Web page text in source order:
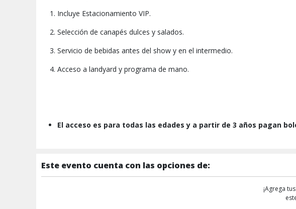
Incluye Estacionamiento VIP.
Selección de canapés dulces y salados.
Servicio de bebidas antes del show y en el intermedio.
Acceso a landyard y programa de mano.
El acceso es para todas las edades y a partir de 3 años pagan
Este evento cuenta con las opciones de:
¡Agrega